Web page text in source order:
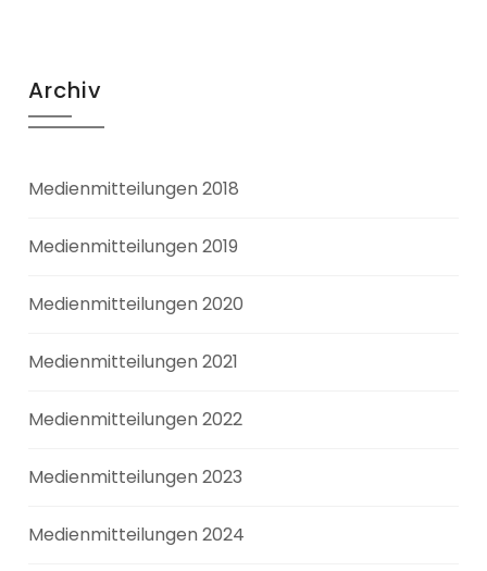
Archiv
Medienmitteilungen 2018
Medienmitteilungen 2019
Medienmitteilungen 2020
Medienmitteilungen 2021
Medienmitteilungen 2022
Medienmitteilungen 2023
Medienmitteilungen 2024